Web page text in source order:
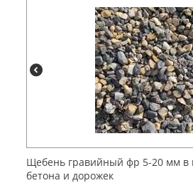
Щебень гравийный фр 5-20 мм в
бетона и дорожек